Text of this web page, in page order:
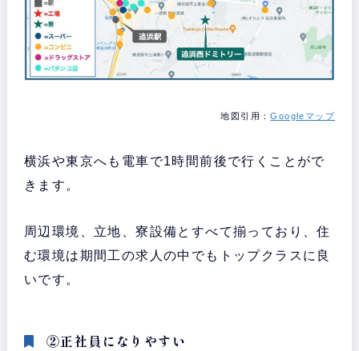
地図引用：Googleマップ
横浜や東京へも電車で1時間前後で行くことがで
きます。
周辺環境、立地、寮設備とすべて揃っており、住
む環境は期間工の求人の中でもトップクラスに良
いです。
②正社員になりやすい